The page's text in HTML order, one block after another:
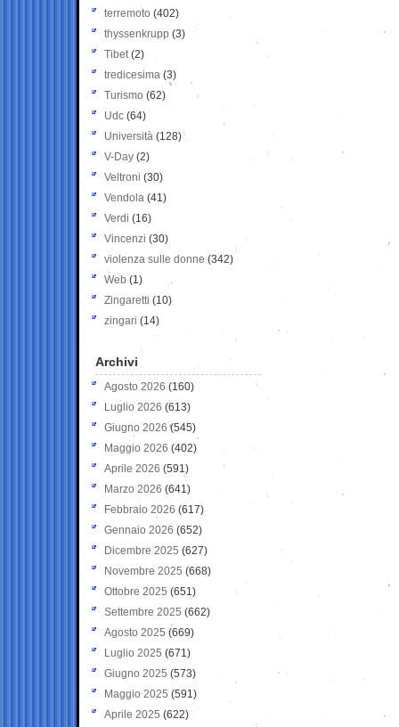
terremoto (402)
thyssenkrupp (3)
Tibet(2)
tredicesima (3)
Turismo (62)
Udc (64)
Università (128)
V-Day (2)
Veltroni (30)
Vendola (41)
Verdi (16)
Vincenzi (30)
violenza sulle donne (342)
Web (1)
Zingaretti (10)
zingari (14)
Archivi
Agosto 2026 (160)
Luglio 2026 (613)
Giugno 2026 (545)
Maggio 2026 (402)
Aprile 2026 (591)
Marzo 2026 (641)
Febbraio 2026 (617)
Gennaio 2026 (652)
Dicembre 2025 (627)
Novembre 2025 (668)
Ottobre 2025 (651)
Settembre 2025 (662)
Agosto 2025 (669)
Luglio 2025 (671)
Giugno 2025 (573)
Maggio 2025 (591)
Aprile 2025 (622)